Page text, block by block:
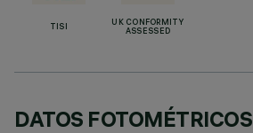
TISI
UK CONFORMITY
ASSESSED
DATOS FOTOMÉTRICOS